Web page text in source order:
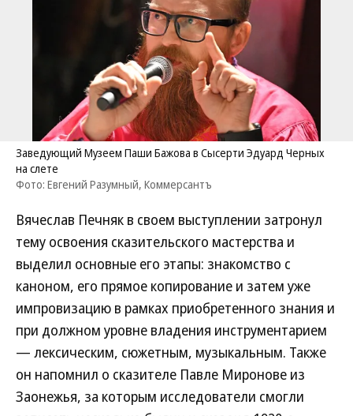
Заведующий Музеем Паши Бажова в Сысерти Эдуард Черных
на слете
Фото: Евгений Разумный, Коммерсантъ
Вячеслав Печняк в своем выступлении затронул
тему освоения сказительского мастерства и
выделил основные его этапы: знакомство с
каноном, его прямое копирование и затем уже
импровизацию в рамках приобретенного знания и
при должном уровне владения инструментарием
— лексическим, сюжетным, музыкальным. Также
он напомнил о сказителе Павле Миронове из
Заонежья, за которым исследователи смогли